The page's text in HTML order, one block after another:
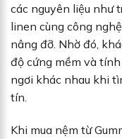
các nguyên liệu như
linen cùng công
nâng đỡ. Nhờ đó,
độ cứng mềm và
ngơi khác nhau khi
tín.
Khi mua nệm từ